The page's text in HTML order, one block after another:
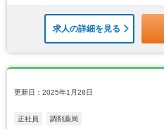
求人の詳細を見る
更新日：2025年1月28日
正社員 調剤薬局